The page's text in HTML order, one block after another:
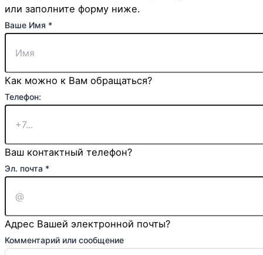
или заполните форму ниже.
Ваше Имя *
Как можно к Вам обращаться?
Телефон:
Ваш контактный телефон?
Ваше
Имя
Эл. почта *
Адрес Вашей электронной почты?
Комментарий или сообщение